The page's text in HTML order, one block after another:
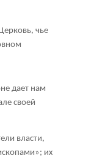
чье
дает нам
своей
власти,
их